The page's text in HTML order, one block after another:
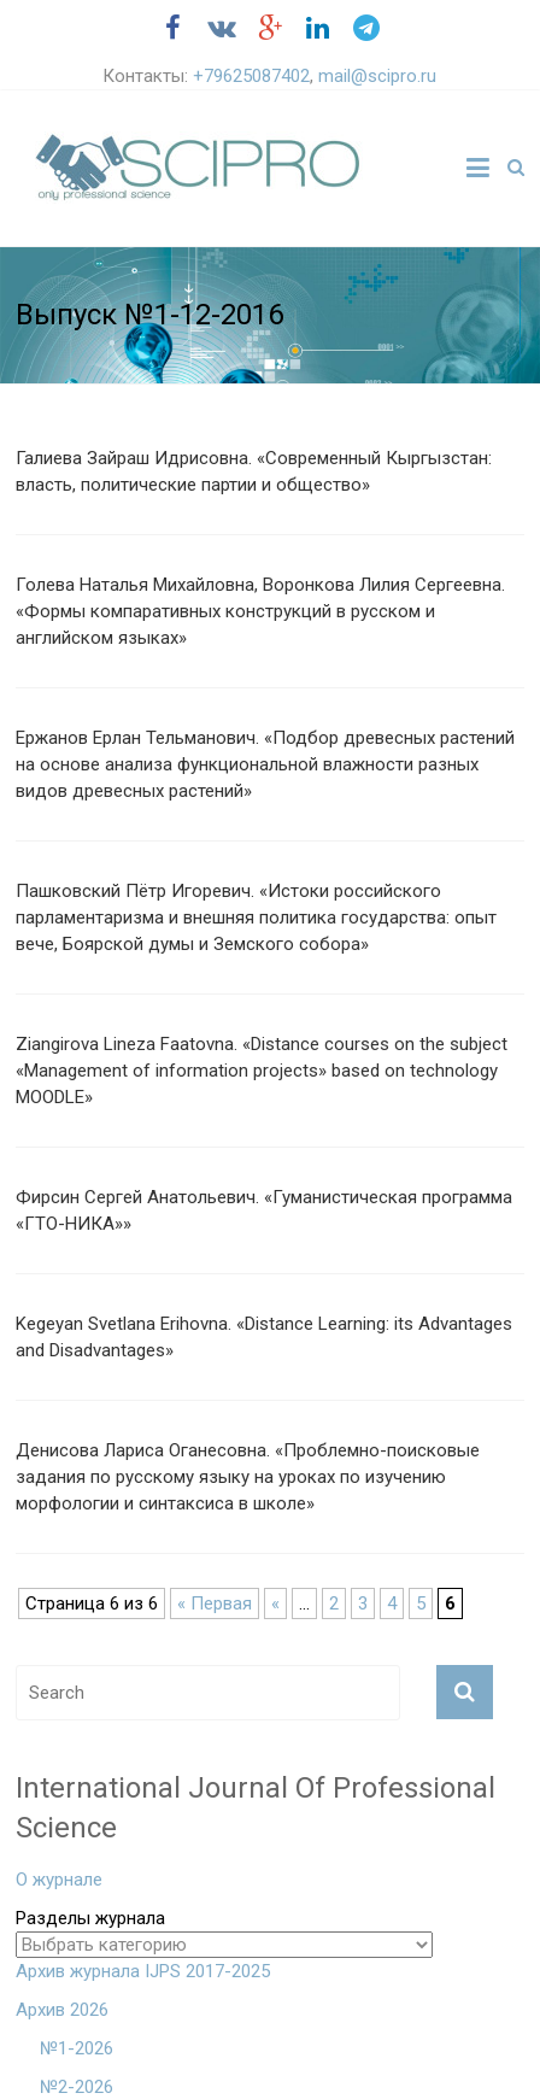
Контакты:+79625087402,mail@scipro.ru
Выпуск №1-12-2016
Галиева Зайраш Идрисовна. «Современный Кыргызстан:
власть, политические партии и общество»
Голева Наталья Михайловна, Воронкова Лилия Сергеевна.
«Формы компаративных конструкций в русском и
английском языках»
Ержанов Ерлан Тельманович. «Подбор древесных растений
на основе анализа функциональной влажности разных
видов древесных растений»
Пашковский Пётр Игоревич. «Истоки российского
парламентаризма и внешняя политика государства: опыт
вече, Боярской думы и Земского собора»
Ziangirova Lineza Faatovna. «Distance courses on the subject
«Management of information projects» based on technology
MOODLE»
Фирсин Сергей Анатольевич. «Гуманистическая программа
«ГТО-НИКА»»
Kegeyan Svetlana Erihovna. «Distance Learning: its Advantages
and Disadvantages»
Денисова Лариса Оганесовна. «Проблемно-поисковые
задания по русскому языку на уроках по изучению
морфологии и синтаксиса в школе»
Страница 6 из 6 « Первая « ... 2 3 4 5 6
International Journal Of Professional
Science
О журнале
Разделы журнала
Архив журнала IJPS 2017-2025
Архив 2026
№1-2026
№2-2026